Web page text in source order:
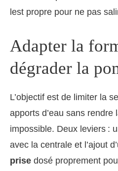
lest propre pour ne pas
Adapter la
dégrader la
L’objectif est de limiter la
apports d’eau sans rendre
impossible. Deux leviers :
avec la centrale et l’ajout
prise dosé proprement